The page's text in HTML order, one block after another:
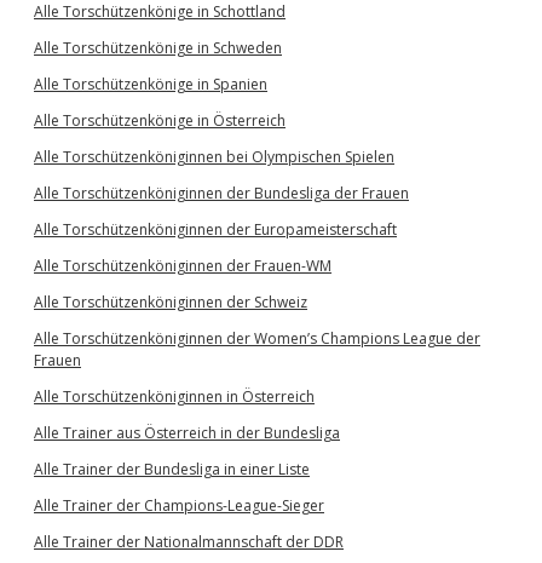
Alle Torschützenkönige in Schottland
Alle Torschützenkönige in Schweden
Alle Torschützenkönige in Spanien
Alle Torschützenkönige in Österreich
Alle Torschützenköniginnen bei Olympischen Spielen
Alle Torschützenköniginnen der Bundesliga der Frauen
Alle Torschützenköniginnen der Europameisterschaft
Alle Torschützenköniginnen der Frauen-WM
Alle Torschützenköniginnen der Schweiz
Alle Torschützenköniginnen der Women’s Champions League der
Frauen
Alle Torschützenköniginnen in Österreich
Alle Trainer aus Österreich in der Bundesliga
Alle Trainer der Bundesliga in einer Liste
Alle Trainer der Champions-League-Sieger
Alle Trainer der Nationalmannschaft der DDR